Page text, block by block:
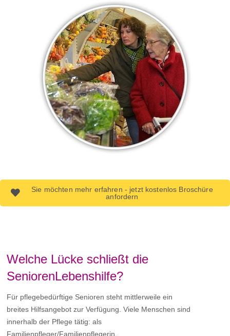
Sie möchten mehr erfahren - jetzt kostenlos Broschüre
anfordern
Welche Lücke schließt die
SeniorenLebenshilfe?
Für pflegebedürftige Senioren steht mittlerweile ein
breites Hilfsangebot zur Verfügung. Viele Menschen sind
innerhalb der Pflege tätig: als
Familienpfleger/Familienpflegerin,